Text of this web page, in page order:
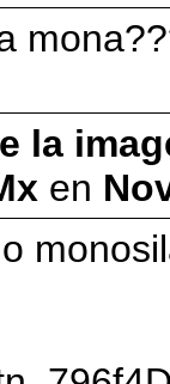
la
en